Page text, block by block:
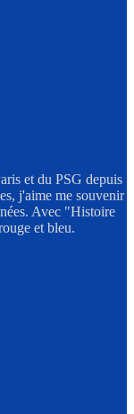
et du PSG depuis
j'aime me souvenir
Avec "Histoire
et bleu.